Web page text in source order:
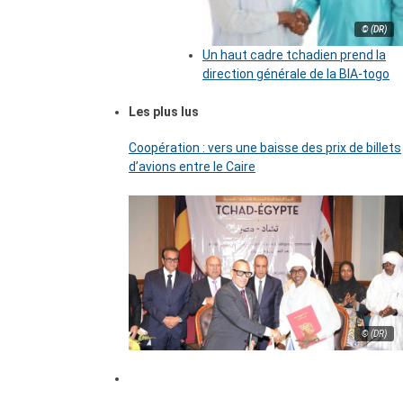
© (DR)
Un haut cadre tchadien prend la
direction générale de la BIA-togo
Les plus lus
Coopération : vers une baisse des prix de billets
d’avions entre le Caire
© (DR)